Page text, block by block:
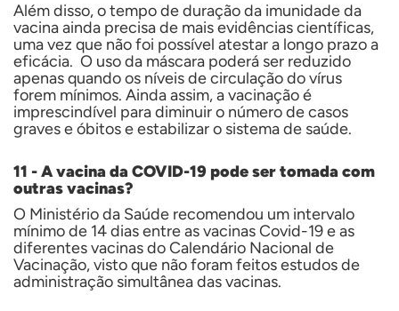
Além disso, o tempo de duração da imunidade da
vacina ainda precisa de mais evidências científicas,
uma vez que não foi possível atestar a longo prazo a
eficácia. O uso da máscara poderá ser reduzido
apenas quando os níveis de circulação do vírus
forem mínimos. Ainda assim, a vacinação é
imprescindível para diminuir o número de casos
graves e óbitos e estabilizar o sistema de saúde.
11 - A vacina da COVID-19 pode ser tomada com
outras vacinas?
O Ministério da Saúde recomendou um intervalo
mínimo de 14 dias entre as vacinas Covid-19 e as
diferentes vacinas do Calendário Nacional de
Vacinação, visto que não foram feitos estudos de
administração simultânea das vacinas.